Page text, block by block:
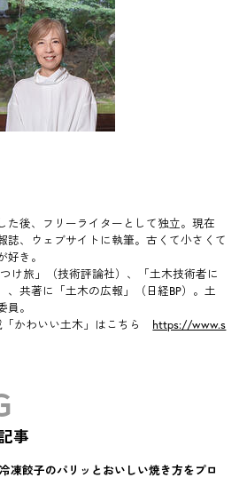
た後、フリーライターとして独立。現在
誌、ウェブサイトに執筆。古くて小さくて
き。
け旅」（技術評論社）、「土木技術者に
、共著に「土木の広報」（日経BP）。土
。
「かわいい土木」はこちら https://www.s
事
冷凍餃子のパリッとおいしい焼き方をプロ